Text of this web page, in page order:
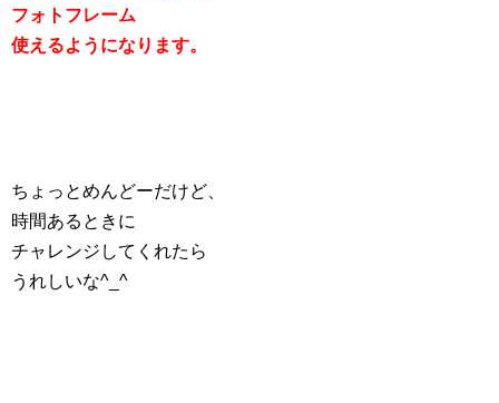
フォトフレーム
使えるようになります。
ちょっとめんどーだけど、
時間あるときに
チャレンジしてくれたら
うれしいな^_^